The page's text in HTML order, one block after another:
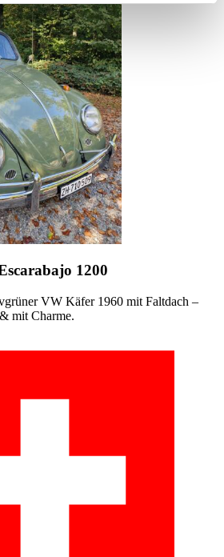
möglicherweise mit
die Sie ihnen bereitgestellt
Rahmen Ihrer Nutzung der Dienste
1200
VW Käfer 1960 mit Faltdach –
mit Charme.